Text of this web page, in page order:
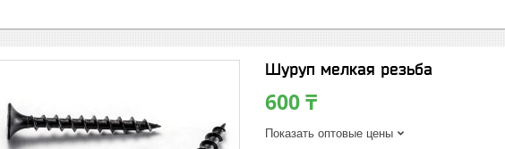
Шуруп мелкая резьба
600 ₸
Показать оптовые цены